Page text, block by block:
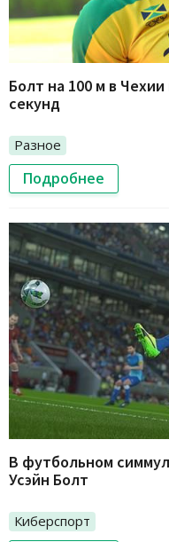
Болт на 100 м в
секунд
Разное
Подробнее
В футбольном
Усэйн Болт
Киберспорт